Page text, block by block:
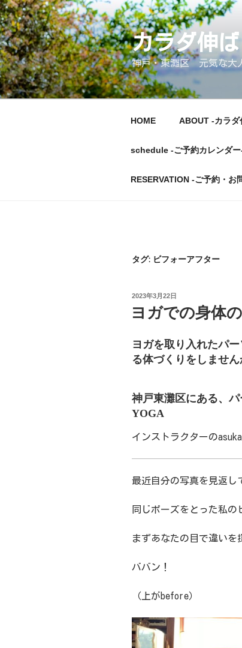
コ
ン
テ
ン
ツ
へ
ス
カラダ伸
神戸・東灘区 元気な大人
HOME ABOUT -カラダ
schedule -ご予約カレンダー
RESERVATION -ご予約・お
タグ: ビフォーアフター
投
日:
2023年3月22日
ヨガでの身体
ヨガを取り入れたパ
る体づくりをしません
神戸東灘区にある、
YOGA
インストラクターのasuka
最近自分の写真を見返し
同じポーズをとった私の
まずあなたの目で違いを
ババン！
（上がbefore）